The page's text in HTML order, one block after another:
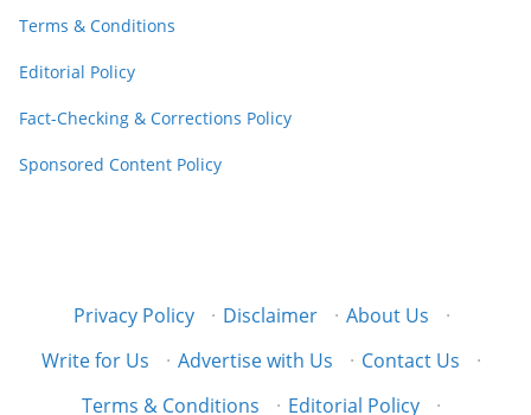
Terms & Conditions
Editorial Policy
Fact-Checking & Corrections Policy
Sponsored Content Policy
Privacy Policy · Disclaimer · About Us
·
Write for Us
· Advertise with Us · Contact Us
·
Terms & Conditions
· Editorial Policy ·